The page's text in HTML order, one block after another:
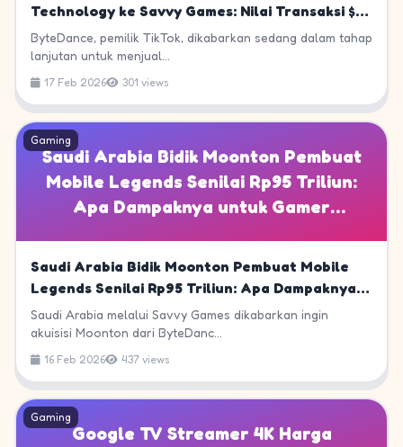
Technology ke Savvy Games: Nilai Transaksi $6-
7 Miliar
ByteDance, pemilik TikTok, dikabarkan sedang dalam tahap
lanjutan untuk menjual...
17 Feb 2026 301 views
Saudi Arabia Bidik Moonton Pembuat
Mobile Legends Senilai Rp95 Triliun:
Apa Dampaknya untuk Gamer
Gaming
Saudi Arabia Bidik Moonton Pembuat Mobile
Legends Senilai Rp95 Triliun: Apa Dampaknya
untuk Gamer Indonesia?
Saudi Arabia melalui Savvy Games dikabarkan ingin
akuisisi Moonton dari ByteDanc...
16 Feb 2026 437 views
Google TV Streamer 4K Harga
Gaming